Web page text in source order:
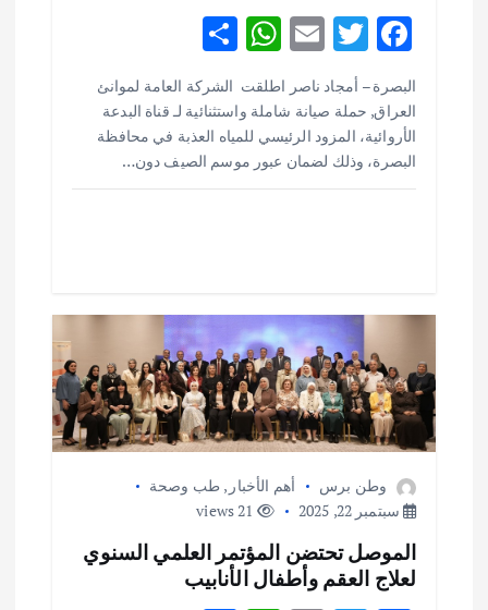
F
ac
e
b
o
T
w
it
te
r
E
m
ai
l
W
h
at
s
A
S
h
ar
e
البصرة – أمجاد ناصر اطلقت الشركة العامة لموانئ
العراق, حملة صيانة شاملة واستثنائية لـ قناة البدعة
الأروائية، المزود الرئيسي للمياه العذبة في محافظة
البصرة، وذلك لضمان عبور موسم الصيف دون…
وطن برس أهم الأخبار , طب وصحة
سبتمبر 22, 2025
الموصل تحتضن المؤتمر العلمي السنوي
لعلاج العقم وأطفال الأنابيب